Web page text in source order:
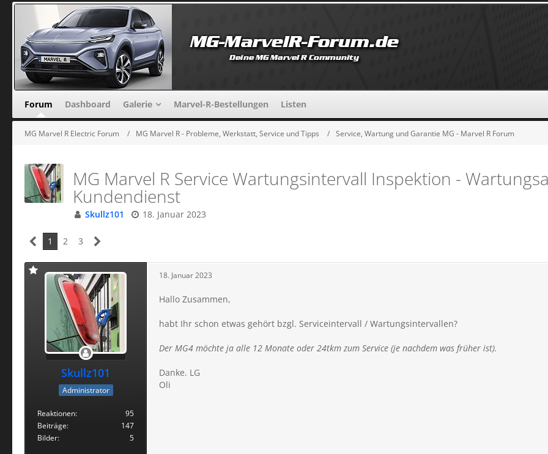
Forum Dashboard Galerie Marvel-R-Bestellungen Listen
MG Marvel R Electric Forum MG Marvel R - Probleme, Werkstatt, Service und Tipps Service, Wartung und Garantie MG - Marvel R Forum
MG Marvel R Service Wartungsintervall Inspektion -
Kundendienst
Skullz101 18. Januar 2023
1 2 3
Skullz101
Administrator
Reaktionen
95
Beiträge
147
Bilder
5
18. Januar 2023
Hallo Zusammen,
habt Ihr schon etwas gehört bzgl. Serviceintervall / Wartungsintervallen?
Der MG4 möchte ja alle 12 Monate oder 24tkm zum Service (je nachdem was früher ist).
Danke. LG
Oli